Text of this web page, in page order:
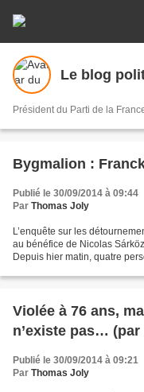
Le blog
Président du Parti de la
Bygmalion :
Publié le 30/09/2014 à 09:44
Par Thomas Joly
L’enquête sur les
au bénéfice de Nicolas
Depuis hier matin, quatre
Violée à 76 ans,
n’existe pas…
Publié le 30/09/2014 à 09:21
Par Thomas Joly